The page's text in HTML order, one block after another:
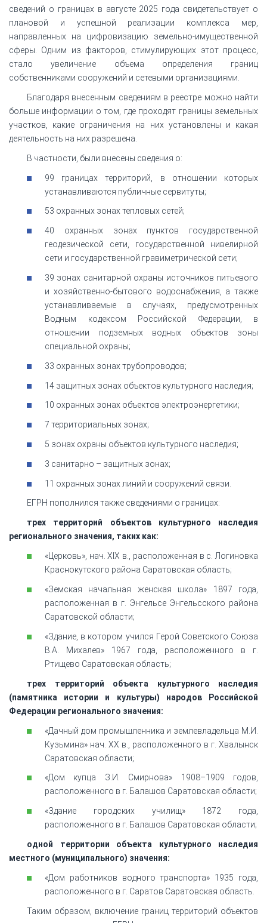
сведений о границах в августе 2025 года свидетельствует о
плановой и успешной реализации комплекса мер,
направленных на цифровизацию земельно-имущественной
сферы. Одним из факторов, стимулирующих этот процесс,
стало увеличение объема определения границ
собственниками сооружений и сетевыми организациями.
Благодаря внесенным сведениям в реестре можно найти
больше информации о том, где проходят границы земельных
участков, какие ограничения на них установлены и какая
деятельность на них разрешена.
В частности, были внесены сведения о:
99 границах территорий, в отношении которых
устанавливаются публичные сервитуты;
53 охранных зонах тепловых сетей;
40 охранных зонах пунктов государственной
геодезической сети, государственной нивелирной
сети и государственной гравиметрической сети;
39 зонах санитарной охраны источников питьевого
и хозяйственно-бытового водоснабжения, а также
устанавливаемые в случаях, предусмотренных
Водным кодексом Российской Федерации, в
отношении подземных водных объектов зоны
специальной охраны;
33 охранных зонах трубопроводов;
14 защитных зонах объектов культурного наследия;
10 охранных зонах объектов электроэнергетики;
7 территориальных зонах;
5 зонах охраны объектов культурного наследия;
3 санитарно – защитных зонах;
11 охранных зонах линий и сооружений связи.
ЕГРН пополнился также сведениями о границах:
трех территорий объектов культурного наследия
регионального значения, таких как:
«Церковь», нач. XIX в., расположенная в с. Логиновка
Краснокутского района Саратовская область;
«Земская начальная женская школа» 1897 года,
расположенная в г. Энгельсе Энгельсского района
Саратовской области;
«Здание, в котором учился Герой Советского Союза
В.А. Михалев» 1967 года, расположенного в г.
Ртищево Саратовская область;
трех территорий объекта культурного наследия
(памятника истории и культуры) народов Российской
Федерации регионального значения:
«Дачный дом промышленника и землевладельца М.И.
Кузьмина» нач. XX в., расположенного в г. Хвалынск
Саратовская области;
«Дом купца З.И. Смирнова» 1908–1909 годов,
расположенного в г. Балашов Саратовская области;
«Здание городских училищ» 1872 года,
расположенного в г. Балашов Саратовская области;
одной территории объекта культурного наследия
местного (муниципального) значения:
«Дом работников водного транспорта» 1935 года,
расположенного в г. Саратов Саратовская область.
Таким образом, включение границ территорий объектов